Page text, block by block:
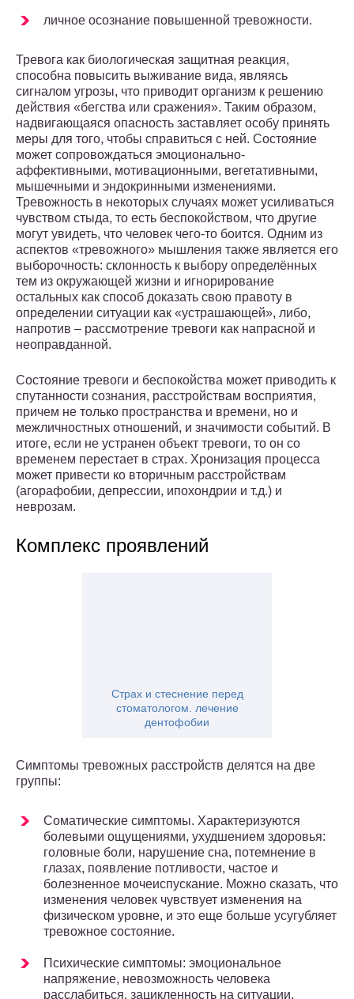
личное осознание повышенной тревожности.
Тревога как биологическая защитная реакция,
способна повысить выживание вида, являясь
сигналом угрозы, что приводит организм к решению
действия «бегства или сражения». Таким образом,
надвигающаяся опасность заставляет особу принять
меры для того, чтобы справиться с ней. Состояние
может сопровождаться эмоционально-
аффективными, мотивационными, вегетативными,
мышечными и эндокринными изменениями.
Тревожность в некоторых случаях может усиливаться
чувством стыда, то есть беспокойством, что другие
могут увидеть, что человек чего-то боится. Одним из
аспектов «тревожного» мышления также является его
выборочность: склонность к выбору определённых
тем из окружающей жизни и игнорирование
остальных как способ доказать свою правоту в
определении ситуации как «устрашающей», либо,
напротив – рассмотрение тревоги как напрасной и
неоправданной.
Состояние тревоги и беспокойства может приводить к
спутанности сознания, расстройствам восприятия,
причем не только пространства и времени, но и
межличностных отношений, и значимости событий. В
итоге, если не устранен объект тревоги, то он со
временем перестает в страх. Хронизация процесса
может привести ко вторичным расстройствам
(агорафобии, депрессии, ипохондрии и т.д.) и
неврозам.
Комплекс проявлений
Страх и стеснение перед
стоматологом. лечение
дентофобии
Симптомы тревожных расстройств делятся на две
группы:
Соматические симптомы. Характеризуются
болевыми ощущениями, ухудшением здоровья:
головные боли, нарушение сна, потемнение в
глазах, появление потливости, частое и
болезненное мочеиспускание. Можно сказать, что
изменения человек чувствует изменения на
физическом уровне, и это еще больше усугубляет
тревожное состояние.
Психические симптомы: эмоциональное
напряжение, невозможность человека
расслабиться, зацикленность на ситуации,